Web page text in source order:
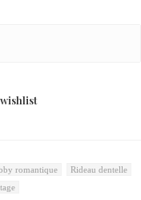
romantique Rideau dentelle